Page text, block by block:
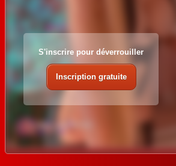
S'inscrire pour déverrouiller
Inscription gratuite